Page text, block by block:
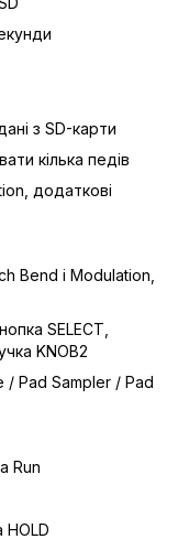
з SD-карти
кілька педів
додаткові
Bend і Modulation,
SELECT,
KNOB2
/ Pad Sampler / Pad
Run
HOLD